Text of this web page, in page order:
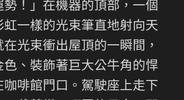
勢！」在機器的頂部，一個
虹一樣的光束筆直地射向天
光束衝出屋頂的一瞬間，
色、裝飾著巨大公牛角的悍
咖啡館門口。駕駛座上走下